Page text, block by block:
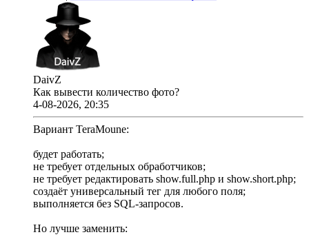
DaivZ
Как вывести количество фото?
4-08-2026, 20:35
Вариант TeraMoune:
будет работать;
не требует отдельных обработчиков;
не требует редактировать show.full.php и show.short.php;
создаёт универсальный тег для любого поля;
выполняется без SQL-запросов.
Но лучше заменить: